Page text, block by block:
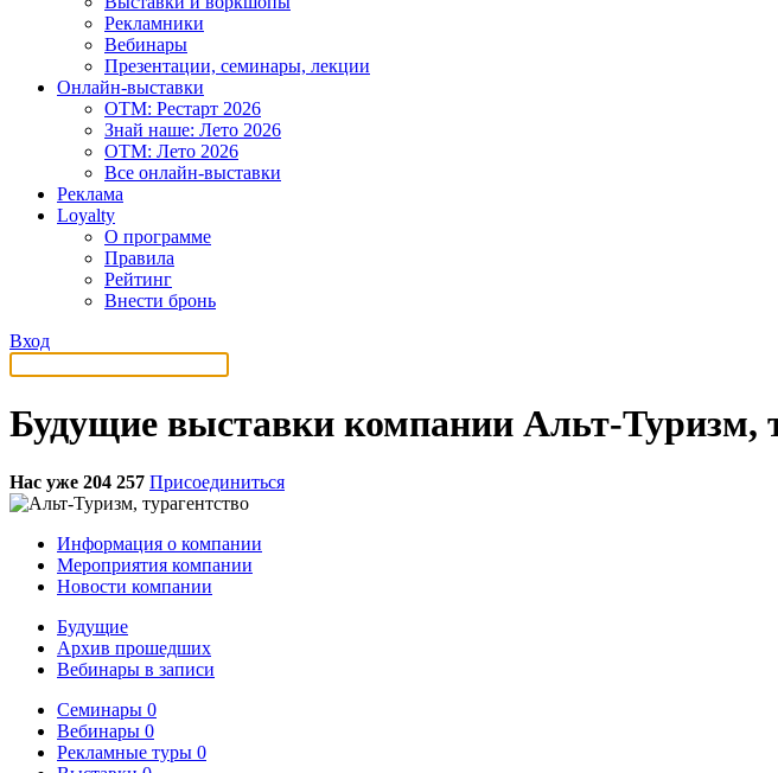
Рекламники
Вебинары
Презентации, семинары, лекции
Онлайн-выставки
OTM: Рестарт 2026
Знай наше: Лето 2026
OTM: Лето 2026
Все онлайн-выставки
Реклама
Loyalty
О программе
Правила
Рейтинг
Внести бронь
Вход
Будущие выставки компании Альт-Туризм,
Нас уже 204 257 Присоединиться
Информация о компании
Мероприятия компании
Новости компании
Будущие
Архив прошедших
Вебинары в записи
Семинары 0
Вебинары 0
Рекламные туры 0